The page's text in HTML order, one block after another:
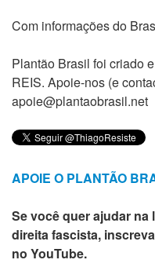
Com informações do
Plantão Brasil foi criado
REIS. Apoie-nos (e
apoie@plantaobrasil.net
APOIE O PLANTÃO
Se você quer ajudar
direita fascista,
no YouTube.